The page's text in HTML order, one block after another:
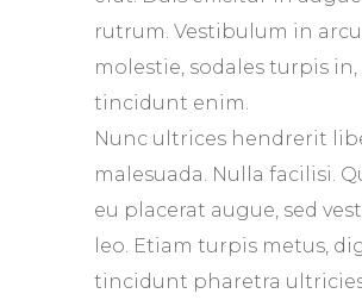
rutrum. Vestibulum in arcu
molestie, sodales turpis in,
tincidunt enim.
Nunc ultrices hendrerit
malesuada. Nulla facilisi.
eu placerat augue, sed
leo. Etiam turpis metus,
tincidunt pharetra